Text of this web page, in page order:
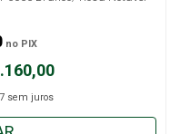
sem juros
no PIX